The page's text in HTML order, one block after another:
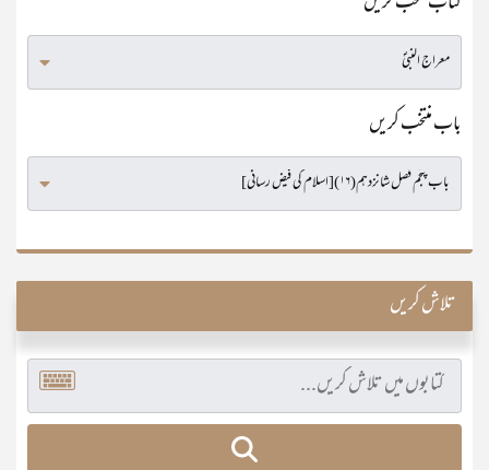
باب منتخب کریں
تلاش کریں